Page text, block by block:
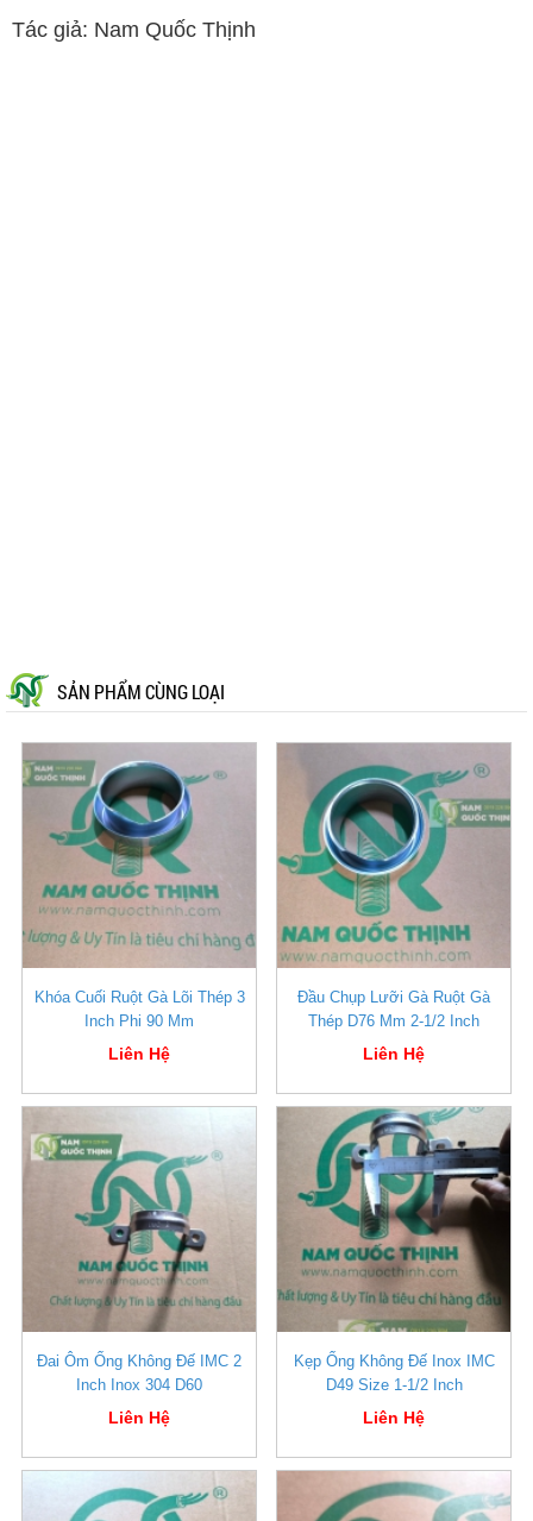
Tác giả: Nam Quốc Thịnh
SẢN PHẨM CÙNG LOẠI
Khóa Cuối Ruột Gà Lõi Thép 3
Inch Phi 90 Mm
Liên Hệ
Đầu Chụp Lưỡi Gà Ruột Gà
Thép D76 Mm 2-1/2 Inch
Liên Hệ
Đai Ôm Ống Không Đế IMC 2
Inch Inox 304 D60
Liên Hệ
Kẹp Ống Không Đế Inox IMC
D49 Size 1-1/2 Inch
Liên Hệ